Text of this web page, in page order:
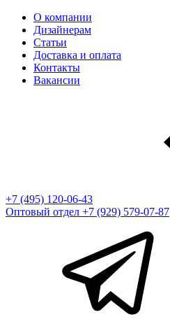
О компании
Дизайнерам
Статьи
Доставка и оплата
Контакты
Вакансии
+7 (495) 120-06-43
Оптовый отдел +7 (929) 579-07-87